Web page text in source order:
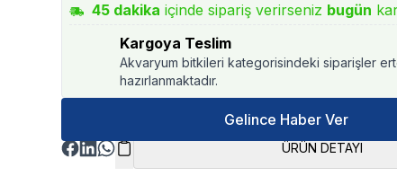
45 dakika içinde sipariş verirseniz bugün
Kargoya Teslim
Akvaryum bitkileri kategorisindeki siparişler
hazırlanmaktadır.
Gelince Haber Ver
ÜRÜN DETAYI